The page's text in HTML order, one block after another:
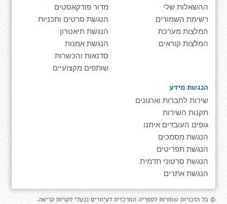
ההשאלות שלי
רשימת השמורים
המלצות מערכת
המלצות קוראים
מדור פודקאסטים
הנגשת סרטים ותכניות
הנגשת תיאטרון
הנגשת אמנות
סדנאות והכשרות
שותפים מקצועיים
הנגשת מידע
שירות לחברות וארגונים
תקנות השירות
גופים העובדים איתנו
הנגשת מסמכים
הנגשת תפריטים
הנגשת סרטוני תדמית
הנגשת אתרים
© כל הזכויות שמורות לספריה המרכזית לעיוורים ובעלי לקויות קריאה.